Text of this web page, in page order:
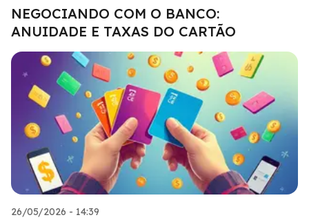
NEGOCIANDO COM O BANCO:
ANUIDADE E TAXAS DO CARTÃO
26/05/2026 - 14:39